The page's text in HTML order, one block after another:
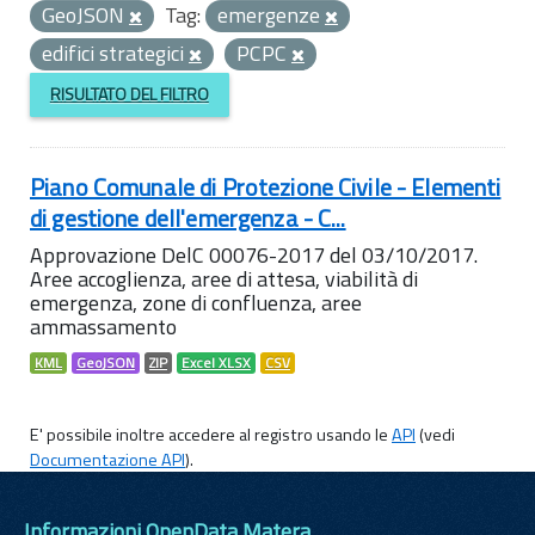
GeoJSON
Tag: emergenze
edifici strategici
PCPC
RISULTATO DEL FILTRO
Piano Comunale di Protezione Civile - Elementi
di gestione dell'emergenza - C...
Approvazione DelC 00076-2017 del 03/10/2017.
Aree accoglienza, aree di attesa, viabilità di
emergenza, zone di confluenza, aree
ammassamento
KML GeoJSON ZIP Excel XLSX CSV
E' possibile inoltre accedere al registro usando leAPI(vedi
Documentazione API).